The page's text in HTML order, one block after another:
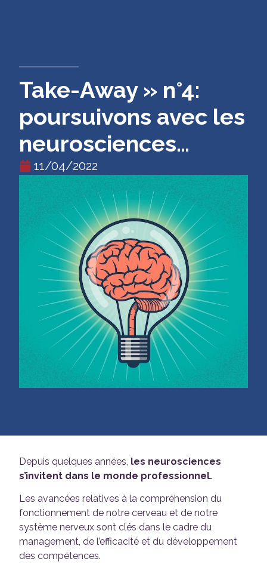
Take-Away » n°4:
poursuivons avec les
neurosciences…
11/04/2022
Depuis quelques années, les neurosciences
s’invitent dans le monde professionnel.
Les avancées relatives à la compréhension du
fonctionnement de notre cerveau et de notre
système nerveux sont clés dans le cadre du
management, de l’efficacité et du développement
des compétences.